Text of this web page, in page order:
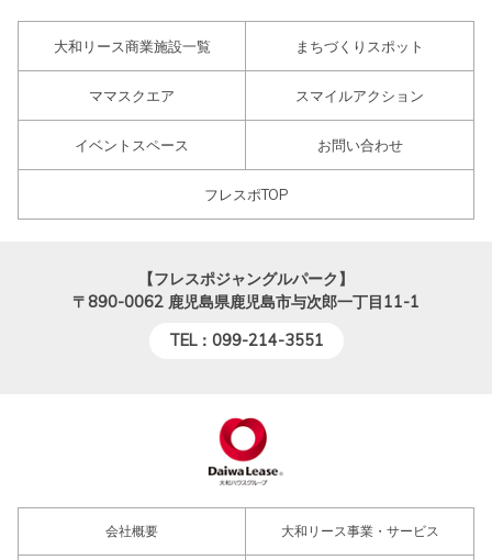
大和リース商業施設一覧 まちづくりスポット
ママスクエア スマイルアクション
イベントスペース お問い合わせ
フレスポTOP
【フレスポジャングルパーク】
〒890-0062 鹿児島県鹿児島市与次郎一丁目11-1
TEL：099-214-3551
会社概要 大和リース事業・サービス